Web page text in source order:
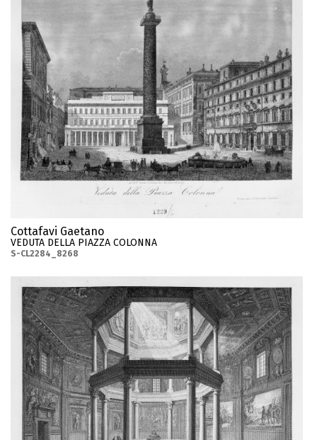
Cottafavi Gaetano
VEDUTA DELLA PIAZZA COLONNA
S-CL2284_8268